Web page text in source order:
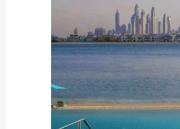
Дубай. The Retreat Palm
6
Добавить